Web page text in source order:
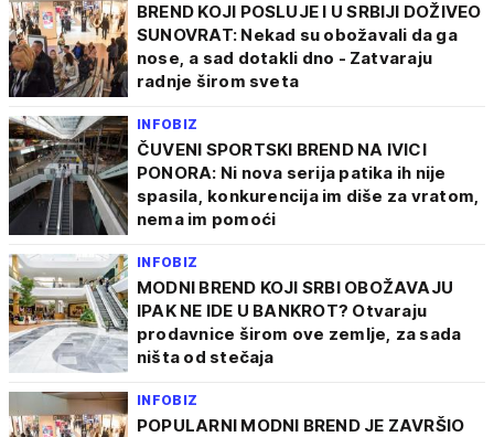
BREND KOJI POSLUJE I U SRBIJI DOŽIVEO
SUNOVRAT: Nekad su obožavali da ga
nose, a sad dotakli dno - Zatvaraju
radnje širom sveta
INFOBIZ
ČUVENI SPORTSKI BREND NA IVICI
PONORA: Ni nova serija patika ih nije
spasila, konkurencija im diše za vratom,
nema im pomoći
INFOBIZ
MODNI BREND KOJI SRBI OBOŽAVAJU
IPAK NE IDE U BANKROT? Otvaraju
prodavnice širom ove zemlje, za sada
ništa od stečaja
INFOBIZ
POPULARNI MODNI BREND JE ZAVRŠIO